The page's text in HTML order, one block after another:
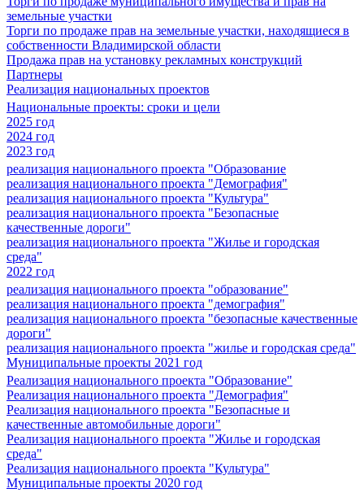
земельные участки
Торги по продаже прав на земельные участки, находящиеся в
собственности Владимирской области
Продажа прав на установку рекламных конструкций
Партнеры
Реализация национальных проектов
Национальные проекты: сроки и цели
2025 год
2024 год
2023 год
реализация национального проекта "Образование
реализация национального проекта "Демография"
реализация национального проекта "Культура"
реализация национального проекта "Безопасные
качественные дороги"
реализация национального проекта "Жилье и городская
среда"
2022 год
реализация национального проекта "образование"
реализация национального проекта "демография"
реализация национального проекта "безопасные качественные
дороги"
реализация национального проекта "жилье и городская среда"
Муниципальные проекты 2021 год
Реализация национального проекта "Образование"
Реализация национального проекта "Демография"
Реализация национального проекта "Безопасные и
качественные автомобильные дороги"
Реализация национального проекта "Жилье и городская
среда"
Реализация национального проекта "Культура"
Муниципальные проекты 2020 год